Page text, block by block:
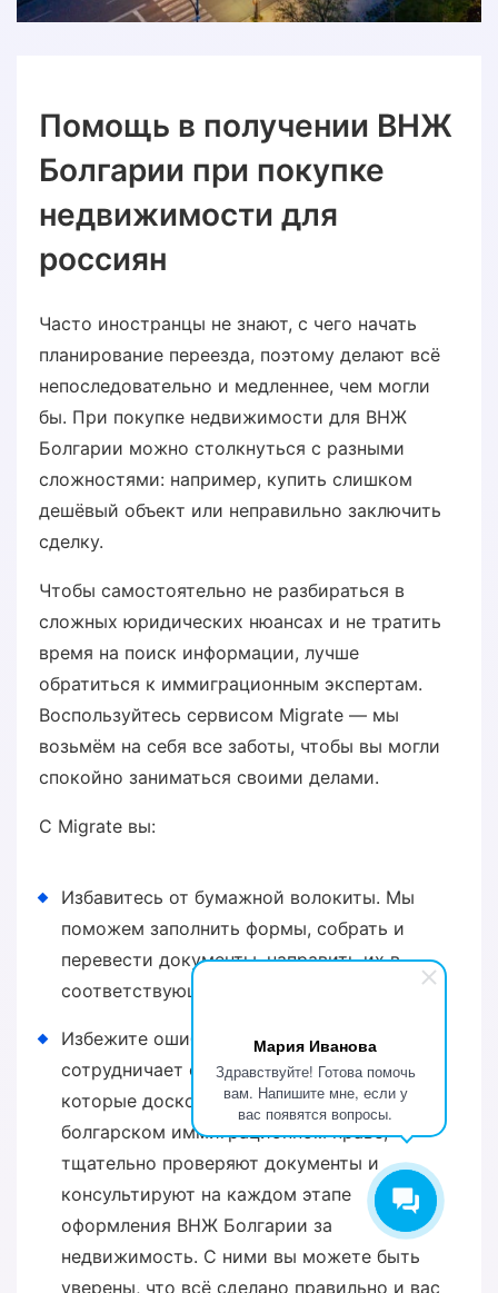
Мария Иванова
Здравствуйте! Готова помочь
вам. Напишите мне, если у
вас появятся вопросы.
Помощь в получении ВНЖ
Болгарии при покупке
недвижимости для
россиян
Часто иностранцы не знают, с чего начать
планирование переезда, поэтому делают всё
непоследовательно и медленнее, чем могли
бы. При покупке недвижимости для ВНЖ
Болгарии можно столкнуться с разными
сложностями: например, купить слишком
дешёвый объект или неправильно заключить
сделку.
Чтобы самостоятельно не разбираться в
сложных юридических нюансах и не тратить
время на поиск информации, лучше
обратиться к иммиграционным экспертам.
Воспользуйтесь сервисом Migrate — мы
возьмём на себя все заботы, чтобы вы могли
спокойно заниматься своими делами.
С Migrate вы:
Избавитесь от бумажной волокиты. Мы
поможем заполнить формы, собрать и
перевести документы, направить их в
соответствующие органы.
Избежите ошибок. Сервис Migrate
сотрудничает с опытными юристами,
которые досконально разбираются в
болгарском иммиграционном праве,
тщательно проверяют документы и
консультируют на каждом этапе
оформления ВНЖ Болгарии за
недвижимость. С ними вы можете быть
уверены, что всё сделано правильно и вас